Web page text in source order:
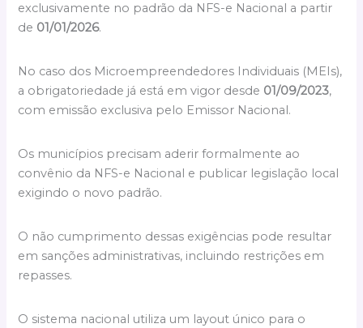
exclusivamente no padrão da NFS-e Nacional a partir
de 01/01/2026.
No caso dos Microempreendedores Individuais (MEIs),
a obrigatoriedade já está em vigor desde 01/09/2023,
com emissão exclusiva pelo Emissor Nacional.
Os municípios precisam aderir formalmente ao
convênio da NFS-e Nacional e publicar legislação local
exigindo o novo padrão.
O não cumprimento dessas exigências pode resultar
em sanções administrativas, incluindo restrições em
repasses.
O sistema nacional utiliza um layout único para o